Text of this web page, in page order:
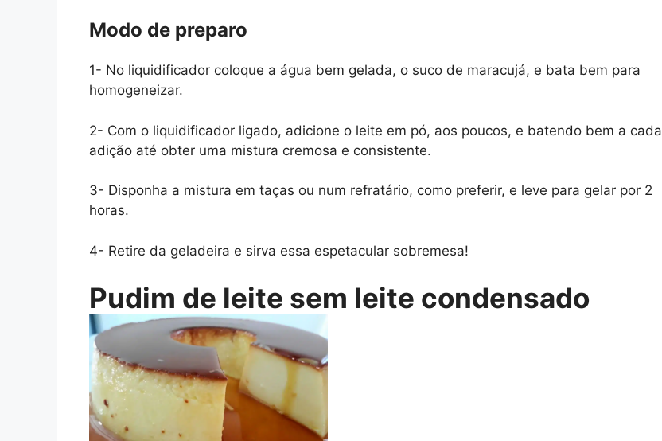
Modo de preparo
1- No liquidificador coloque a água bem gelada, o suco de maracujá, e bata bem para
homogeneizar.
2- Com o liquidificador ligado, adicione o leite em pó, aos poucos, e batendo bem a cada
adição até obter uma mistura cremosa e consistente.
3- Disponha a mistura em taças ou num refratário, como preferir, e leve para gelar por 2
horas.
4- Retire da geladeira e sirva essa espetacular sobremesa!
Pudim de leite sem leite condensado